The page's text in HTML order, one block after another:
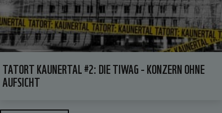
TATORT KAUNERTAL #2: DIE TIWAG - KONZERN OHNE
AUFSICHT